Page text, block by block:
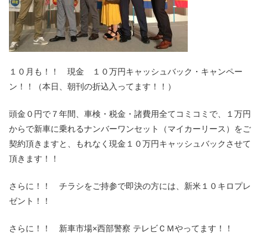
１０月も！！ 現金 １０万円キャッシュバック・キャンペー
ン！！（本日、朝刊の折込入ってます！！）
頭金０円で７年間、車検・税金・諸費用全てコミコミで、１万円
からで新車に乗れるナンバーワンセット（マイカーリース）をご
契約頂きますと、もれなく現金１０万円キャッシュバックさせて
頂きます！！
さらに！！ チラシをご持参で即決の方には、新米１０キロプレ
ゼント！！
さらに！！ 新車市場×西部警察 テレビＣＭやってます！！